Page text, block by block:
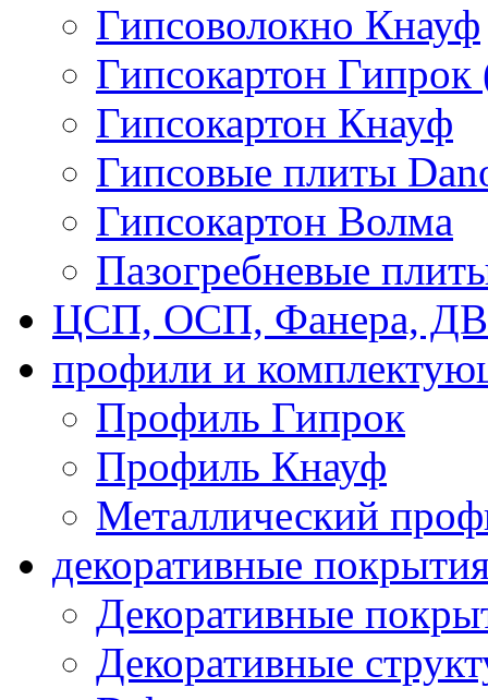
Гипсоволокно Кнауф
Гипсокартон Гипрок
Гипсокартон Кнауф
Гипсовые плиты
Гипсокартон Волма
Пазогребневые
ЦСП, ОСП, Фанера,
профили и
Профиль Гипрок
Профиль Кнауф
Металлический
декоративные
Декоративные
Декоративные